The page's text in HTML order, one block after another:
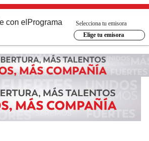
con el Programa
Selecciona tu emisora
Elige tu emisora